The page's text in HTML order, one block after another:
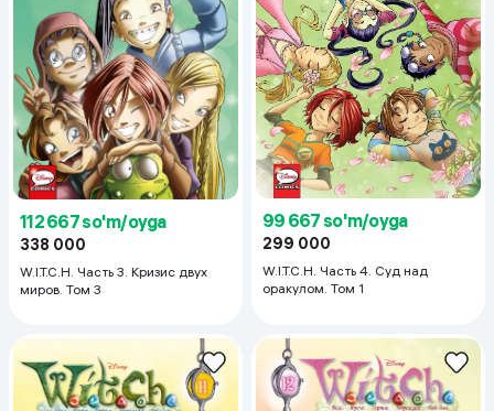
112 667 so'm/oyga
338 000
W.I.T.C.H. Часть 3. Кризис двух
миров. Том 3
99 667 so'm/oyga
299 000
W.I.T.C.H. Часть 4. Суд над
оракулом. Том 1